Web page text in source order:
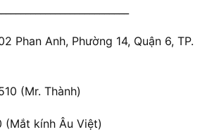
Phan Anh, Phường 14, Quận 6, TP.
(Mr. Thành)
(Mắt kính Âu Việt)